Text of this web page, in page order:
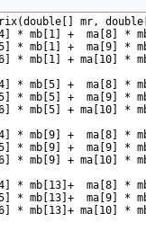
mr,
* mb[1] +  ma[8] *
* mb[1] +  ma[9] *
* mb[1] + ma[10] *
* mb[5] +  ma[8] *
* mb[5] +  ma[9] *
* mb[5] + ma[10] *
* mb[9] +  ma[8] *
* mb[9] +  ma[9] *
* mb[9] + ma[10] *
* mb[13]+  ma[8] *
* mb[13]+  ma[9] *
* mb[13]+ ma[10] *